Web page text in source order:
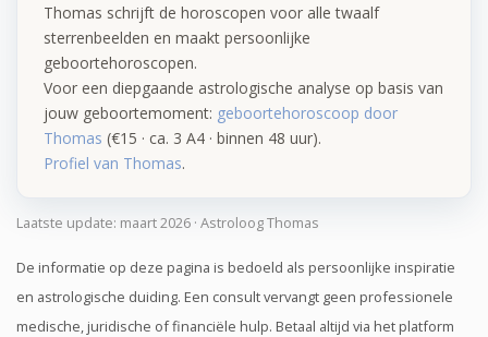
Thomas schrijft de horoscopen voor alle twaalf
sterrenbeelden en maakt persoonlijke
geboortehoroscopen.
Voor een diepgaande astrologische analyse op basis van
jouw geboortemoment: geboortehoroscoop door
Thomas (€15 · ca. 3 A4 · binnen 48 uur).
Profiel van Thomas.
Laatste update: maart 2026 · Astroloog Thomas
De informatie op deze pagina is bedoeld als persoonlijke inspiratie
en astrologische duiding. Een consult vervangt geen professionele
medische, juridische of financiële hulp. Betaal altijd via het platform